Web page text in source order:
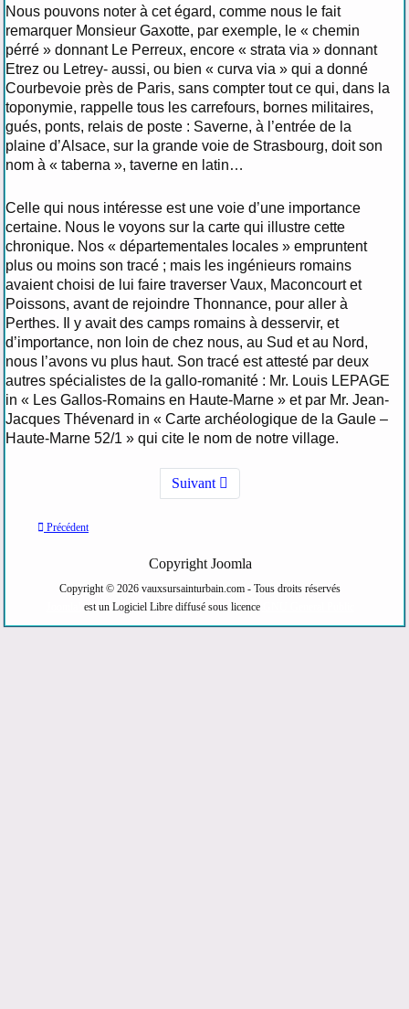
Nous pouvons noter à cet égard, comme nous le fait
remarquer Monsieur Gaxotte, par exemple, le « chemin
pérré » donnant Le Perreux, encore « strata via » donnant
Etrez ou Letrey- aussi, ou bien « curva via » qui a donné
Courbevoie près de Paris, sans compter tout ce qui, dans la
toponymie, rappelle tous les carrefours, bornes militaires,
gués, ponts, relais de poste : Saverne, à l’entrée de la
plaine d’Alsace, sur la grande voie de Strasbourg, doit son
nom à « taberna », taverne en latin…
Celle qui nous intéresse est une voie d’une importance
certaine. Nous le voyons sur la carte qui illustre cette
chronique. Nos « départementales locales » empruntent
plus ou moins son tracé ; mais les ingénieurs romains
avaient choisi de lui faire traverser Vaux, Maconcourt et
Poissons, avant de rejoindre Thonnance, pour aller à
Perthes. Il y avait des camps romains à desservir, et
d’importance, non loin de chez nous, au Sud et au Nord,
nous l’avons vu plus haut. Son tracé est attesté par deux
autres spécialistes de la gallo-romanité : Mr. Louis LEPAGE
in « Les Gallos-Romains en Haute-Marne » et par Mr. Jean-
Jacques Thévenard in « Carte archéologique de la Gaule –
Haute-Marne 52/1 » qui cite le nom de notre village.
Suivant
Précédent
Copyright Joomla
Copyright © 2026 vauxsursainturbain.com - Tous droits réservés
est un Logiciel Libre diffusé sous licence